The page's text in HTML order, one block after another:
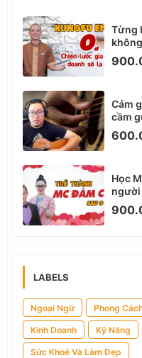
Từng
đâu
Cảm
cầm
biết
Học
người
ngày
ngợp
LABELS
Ngoại Ngữ Phong
Kinh Doanh Kỹ Năng
Sức Khoẻ Và Làm Đẹp